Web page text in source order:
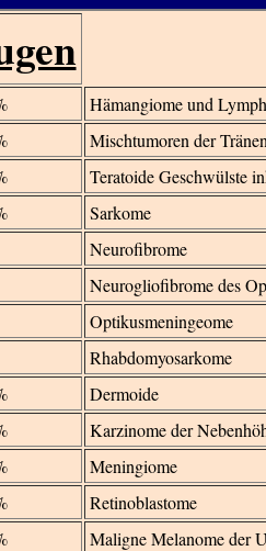
Hämangiome und
Mischtumoren der
Teratoide Geschwülste
Sarkome
Neurofibrome
Neurogliofibrome des
Optikusmeningeome
Rhabdomyosarkome
Dermoide
Karzinome der
Meningiome
Retinoblastome
Maligne Melanome der